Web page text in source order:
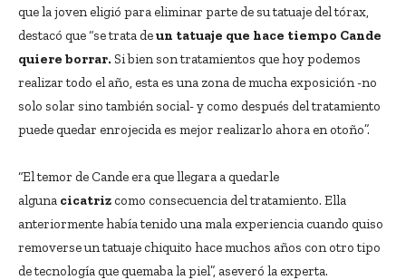
que la joven eligió para eliminar parte de su tatuaje del tórax,
destacó que “se trata deun tatuaje que hace tiempo Cande
quiere borrar. Si bien son tratamientos que hoy podemos
realizar todo el año, esta es una zona de mucha exposición -no
solo solar sino también social- y como después del tratamiento
puede quedar enrojecida es mejor realizarlo ahora en otoño”.
“El temor de Cande era que llegara a quedarle
alguna cicatriz como consecuencia del tratamiento. Ella
anteriormente había tenido una mala experiencia cuando quiso
removerse un tatuaje chiquito hace muchos años con otro tipo
de tecnología que quemaba la piel”, aseveró la experta.